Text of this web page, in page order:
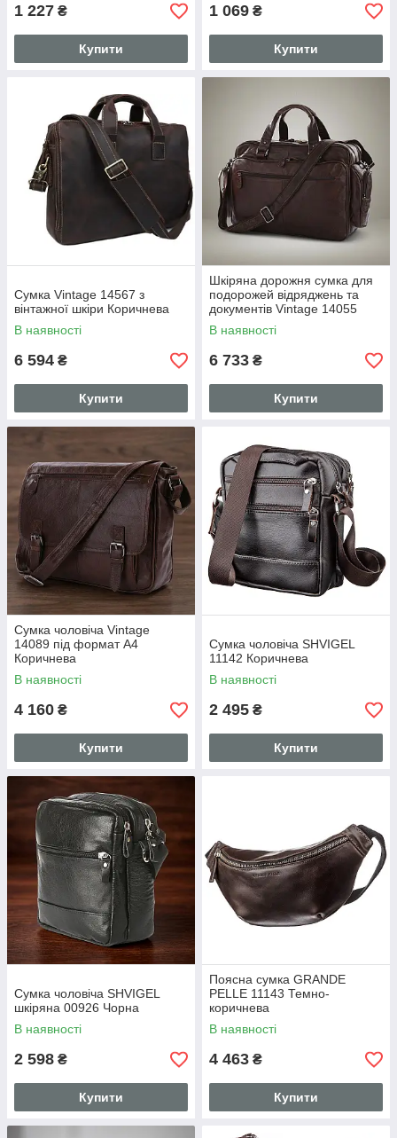
1 227 ₴
Купити
1 069 ₴
Купити
Сумка Vintage 14567 з
вінтажної шкіри Коричнева
В наявності
6 594 ₴
Купити
Шкіряна дорожня сумка для
подорожей відряджень та
документів Vintage 14055
Коричнева
В наявності
6 733 ₴
Купити
Сумка чоловіча Vintage
14089 під формат А4
Коричнева
В наявності
4 160 ₴
Купити
Сумка чоловіча SHVIGEL
11142 Коричнева
В наявності
2 495 ₴
Купити
Сумка чоловіча SHVIGEL
шкіряна 00926 Чорна
В наявності
2 598 ₴
Купити
Поясна сумка GRANDE
PELLE 11143 Темно-
коричнева
В наявності
4 463 ₴
Купити